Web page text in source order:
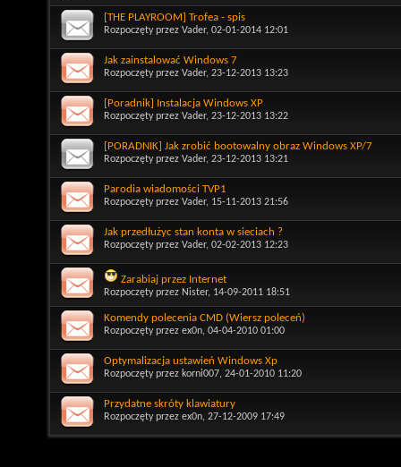
[THE PLAYROOM] Trofea - spis
Rozpoczęty przez Vader, 02-01-2014 12:01
Jak zainstalować Windows 7
Rozpoczęty przez Vader, 23-12-2013 13:23
[Poradnik] Instalacja Windows XP
Rozpoczęty przez Vader, 23-12-2013 13:22
[PORADNIK] Jak zrobić bootowalny obraz Windows XP/7
Rozpoczęty przez Vader, 23-12-2013 13:21
Parodia wiadomości TVP1
Rozpoczęty przez Vader, 15-11-2013 21:56
Jak przedłużyc stan konta w sieciach ?
Rozpoczęty przez Vader, 02-02-2013 12:23
Zarabiaj przez Internet
Rozpoczęty przez Nister, 14-09-2011 18:51
Komendy polecenia CMD (Wiersz poleceń)
Rozpoczęty przez ex0n, 04-04-2010 01:00
Optymalizacja ustawień Windows Xp
Rozpoczęty przez korni007, 24-01-2010 11:20
Przydatne skróty klawiatury
Rozpoczęty przez ex0n, 27-12-2009 17:49